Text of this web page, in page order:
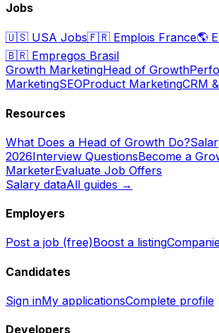
Jobs
🇺🇸 USA Jobs🇫🇷 Emplois France🌎
🇧🇷 Empregos Brasil
Growth MarketingHead of Growth
MarketingSEOProduct MarketingCRM
Resources
What Does a Head of Growth Do?
2026Interview QuestionsBecome a
MarketerEvaluate Job Offers
Salary dataAll guides →
Employers
Post a job (free)Boost a listing
Candidates
Sign inMy applicationsComplete profile
Developers